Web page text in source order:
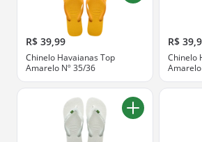
R$ 39,99
Chinelo Havaianas Top
Amarelo Nº 35/36
R$
Chinelo